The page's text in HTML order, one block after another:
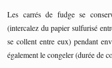
Les carrés de fudge se
(intercalez du papier sulfurisé
se collent entre eux) pendant
également le congeler (durée de